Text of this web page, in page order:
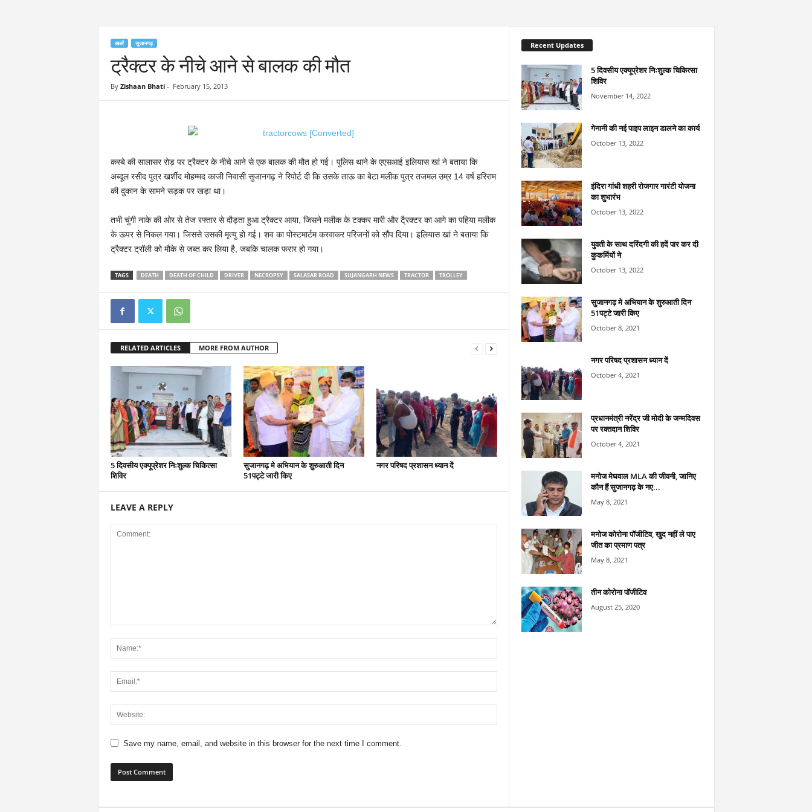
खबरें सुजानगढ़
ट्रैक्टर के नीचे आने से बालक की मौत
By Zishaan Bhati- February 15, 2013
कस्बे की सालासर रोड़ पर ट्रैक्टर के नीचे आने से एक बालक की मौत हो गई। पुलिस थाने के एएसआई इलियास खां ने बताया कि
अब्दूल रसीद पुत्र खर्शीद मोहम्मद काजी निवासी सुजानगढ़ ने रिपोर्ट दी कि उसके ताऊ का बेटा मलीक पुत्र तजमल उम्र 14 वर्ष हरिराम
की दुकान के सामने सड़क पर खड़ा था।
तभी चुंगी नाके की ओर से तेज रफ्तार से दौड़ता हुआ ट्रैक्टर आया, जिसने मलीक के टक्कर मारी और टै्रक्टर का आगे का पहिया मलीक
के ऊपर से निकल गया। जिससे उसकी मृत्यु हो गई। शव का पोस्टमार्टम करवाकर परिजनों को सौंप दिया। इलियास खां ने बताया कि
ट्रैक्टर ट्रॉली को मौके से जब्त कर लिया है, जबकि चालक फरार हो गया।
TAGS DEATH DEATH OF CHILD DRIVER NECROPSY SALASAR ROAD SUJANGARH NEWS TRACTOR TROLLEY
RELATED ARTICLES MORE FROM AUTHOR
5 दिवसीय एक्यूप्रेशर निःशुल्क चिकित्सा
शिविर
सुजानगढ़ मे अभियान के शुरुआती दिन
51पट्टे जारी किए
नगर परिषद प्रशासन ध्यान दें
LEAVE A REPLY
Save my name, email, and website in this browser for the next time I comment.
Recent Updates
5 दिवसीय एक्यूप्रेशर निःशुल्क चिकित्सा
शिविर
November 14, 2022
गेनानी की नई पाइप लाइन डालने का कार्य
October 13, 2022
इंदिरा गांधी शहरी रोजगार गारंटी योजना
का शुभारंभ
October 13, 2022
युवती के साथ दरिंदगी की हदें पार कर दी
कुकर्मियों ने
October 13, 2022
सुजानगढ़ मे अभियान के शुरुआती दिन
51पट्टे जारी किए
October 8, 2021
नगर परिषद प्रशासन ध्यान दें
October 4, 2021
प्रधानमंत्री नरेंद्र जी मोदी के जन्मदिवस
पर रक्तदान शिविर
October 4, 2021
मनोज मेघवाल MLA की जीवनी, जानिए
कौन हैं सुजानगढ़ के नए...
May 8, 2021
मनोज कोरोना पॉजीटिव, खुद नहीं ले पाए
जीत का प्रमाण पत्र
May 8, 2021
तीन कोरोना पॉजीटिव
August 25, 2020